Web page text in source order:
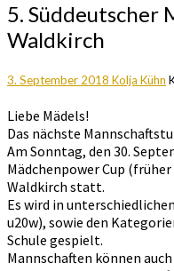
5. Süddeutscher
Waldkirch
3. September 2018 Kolja Kühn
Liebe Mädels!
Das nächste
Am Sonntag, den 30.
Mädchenpower Cup
Waldkirch statt.
Es wird in
u20w), sowie den
Schule gespielt.
Mannschaften können